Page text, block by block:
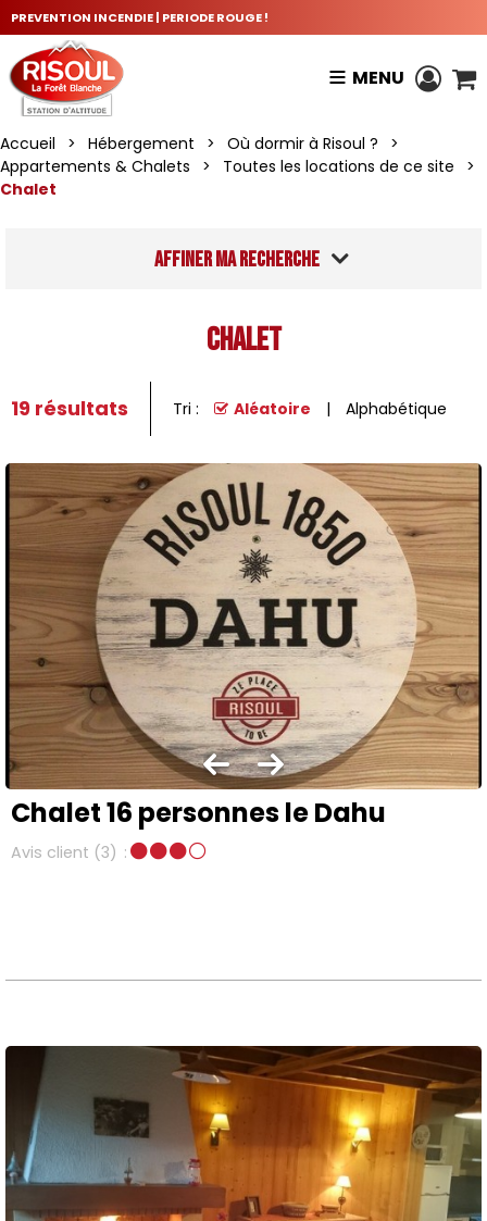
PREVENTION INCENDIE | PERIODE ROUGE !
MENU
Accueil > Hébergement > Où dormir à Risoul ?
>
Appartements & Chalets
> Toutes les locations de ce site
>
Chalet
Affiner ma recherche
Chalet
19résultats Tri : Aléatoire Alphabétique
Chalet 16 personnes le Dahu
Avis client (3)